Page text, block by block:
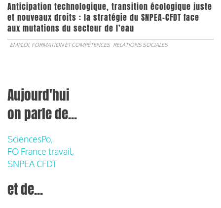
Anticipation technologique, transition écologique juste
et nouveaux droits : la stratégie du SNPEA-CFDT face
aux mutations du secteur de l’eau
EMPLOI, FORMATION ET COMPÉTENCES RELATIONS SOCIALES
Aujourd'hui
on parle de...
SciencesPo,
FO France travail,
SNPEA CFDT
et de...